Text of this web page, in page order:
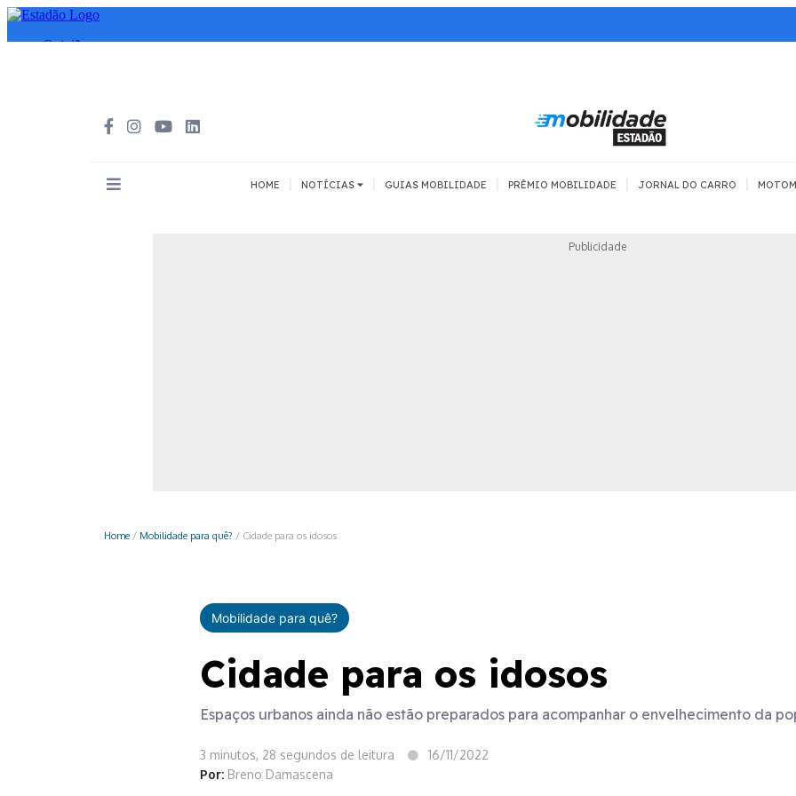
HOME NOTÍCIAS
Scooter elétrica
MOBILIDADE COM
SEGURANÇA
GUIAS MOBILIDADE PRÊMIO MOBILIDADE JORNAL DO CARRO
Publicidade
Home / Mobilidade para quê? / Cidade para os idosos
Mobilidade para quê?
Cidade para os idosos
Espaços urbanos ainda não estão preparados para acompanhar o envelhecimento da
3 minutos, 28 segundos de leitura
16/11/2022
Por: Breno Damascena